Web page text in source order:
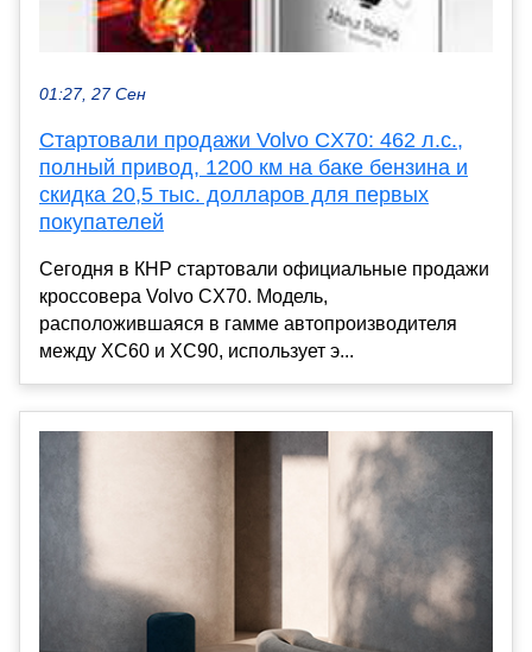
01:27, 27 Сен
Стартовали продажи Volvo CX70: 462 л.с.,
полный привод, 1200 км на баке бензина и
скидка 20,5 тыс. долларов для первых
покупателей
Сегодня в КНР стартовали официальные продажи
кроссовера Volvo CX70. Модель,
расположившаяся в гамме автопроизводителя
между XC60 и XC90, использует э...